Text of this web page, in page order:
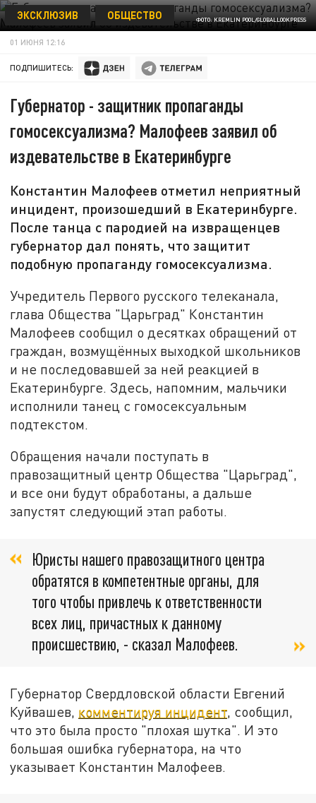
ФОТО: KREMLIN POOL/GLOBALLOOKPRESS
ЭКСКЛЮЗИВ ОБЩЕСТВО
01 ИЮНЯ 12:16
ПОДПИШИТЕСЬ:
Губернатор - защитник пропаганды
гомосексуализма? Малофеев заявил об
издевательстве в Екатеринбурге
Константин Малофеев отметил неприятный
инцидент, произошедший в Екатеринбурге.
После танца с пародией на извращенцев
губернатор дал понять, что защитит
подобную пропаганду гомосексуализма.
Учредитель Первого русского телеканала,
глава Общества "Царьград" Константин
Малофеев сообщил о десятках обращений от
граждан, возмущённых выходкой школьников
и не последовавшей за ней реакцией в
Екатеринбурге. Здесь, напомним, мальчики
исполнили танец с гомосексуальным
подтекстом.
Обращения начали поступать в
правозащитный центр Общества "Царьград",
и все они будут обработаны, а дальше
запустят следующий этап работы.
Юристы нашего правозащитного центра
обратятся в компетентные органы, для
того чтобы привлечь к ответственности
всех лиц, причастных к данному
происшествию, - сказал Малофеев.
Губернатор Свердловской области Евгений
Куйвашев, комментируя инцидент, сообщил,
что это была просто "плохая шутка". И это
большая ошибка губернатора, на что
указывает Константин Малофеев.